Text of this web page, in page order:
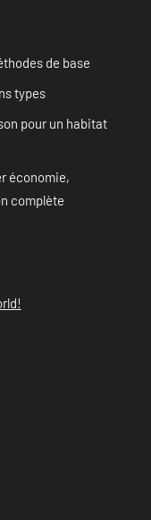
de base
types
pour un habitat
économie,
complète